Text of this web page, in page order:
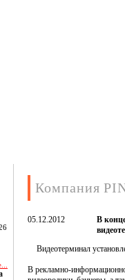
Компания
05.12.2012
В
Видеотерминал
В рекламно-